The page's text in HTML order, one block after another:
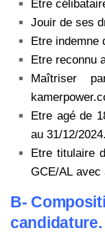
Etre
Jouir de ses
Etre indemne
Etre reconnu
Maîtriser
Etre agé de
au 31/12/2024.
Etre titulaire
GCE/AL avec
B-
candidature.